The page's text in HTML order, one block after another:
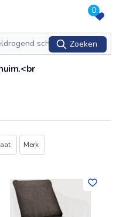
0
Zoeken
Merk